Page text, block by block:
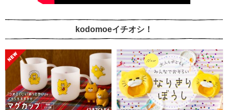
kodomoeイチオシ！